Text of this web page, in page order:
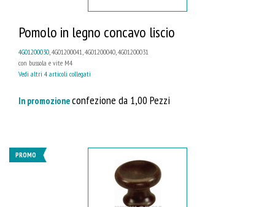
Pomolo in legno concavo liscio
4G01200030 , 4G01200041, 4G01200040, 4G01200031
con bussola e vite M4
Vedi altri 4 articoli collegati
In promozioneconfezione da 1,00 Pezzi
PROMO